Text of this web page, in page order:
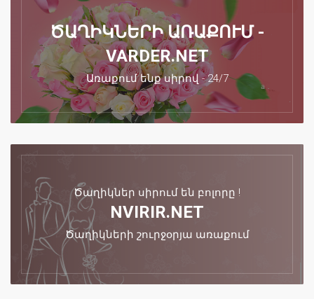
ԾԱՂԻԿՆԵՐԻ ԱՌԱՔՈՒՄ -
VARDER.NET
Առաքում ենք սիրով - 24/7
Ծաղիկներ սիրում են բոլորը !
NVIRIR.NET
Ծաղիկների շուրջօրյա առաքում